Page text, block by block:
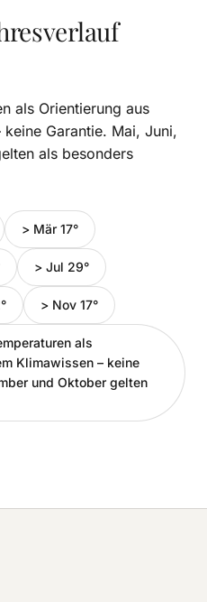
als Orientierung aus
Garantie. Mai, Juni,
als besonders
> Mär 17°
> Jul 29°
> Nov 17°
als
Klimawissen – keine
und Oktober gelten